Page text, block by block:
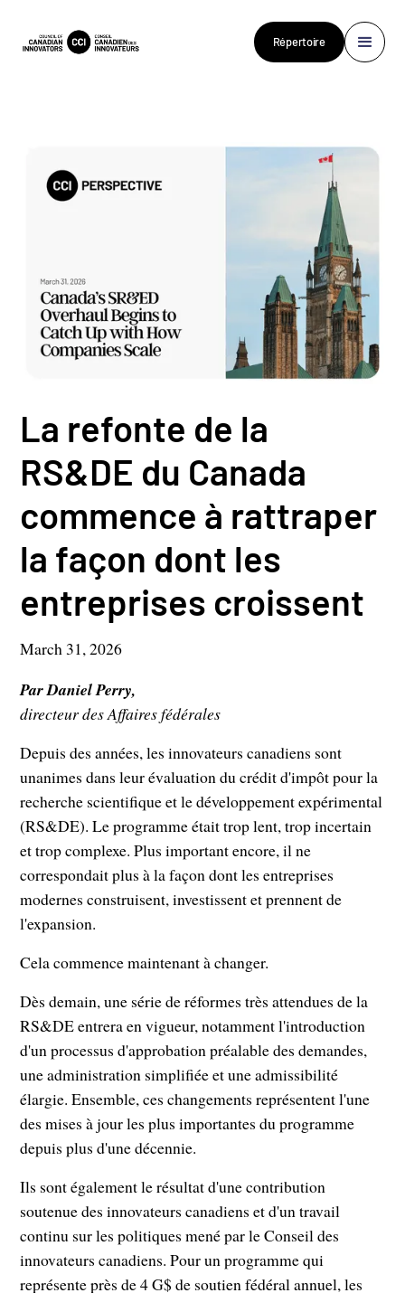
Répertoire
La refonte de la
RS&DE du Canada
commence à rattraper
la façon dont les
entreprises croissent
March 31, 2026
Par Daniel Perry,
directeur des Affaires fédérales
Depuis des années, les innovateurs canadiens sont
unanimes dans leur évaluation du crédit d'impôt pour la
recherche scientifique et le développement expérimental
(RS&DE). Le programme était trop lent, trop incertain
et trop complexe. Plus important encore, il ne
correspondait plus à la façon dont les entreprises
modernes construisent, investissent et prennent de
l'expansion.
Cela commence maintenant à changer.
Dès demain, une série de réformes très attendues de la
RS&DE entrera en vigueur, notamment l'introduction
d'un processus d'approbation préalable des demandes,
une administration simplifiée et une admissibilité
élargie. Ensemble, ces changements représentent l'une
des mises à jour les plus importantes du programme
depuis plus d'une décennie.
Ils sont également le résultat d'une contribution
soutenue des innovateurs canadiens et d'un travail
continu sur les politiques mené par le Conseil des
innovateurs canadiens. Pour un programme qui
représente près de 4 G$ de soutien fédéral annuel, les